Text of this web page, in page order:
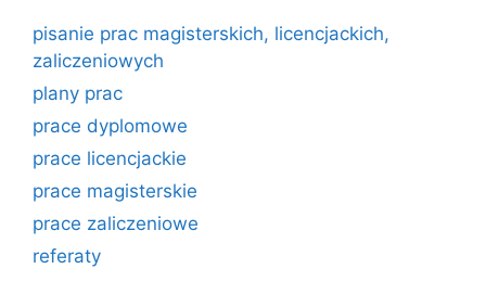
pisanie prac magisterskich, licencjackich,
zaliczeniowych
plany prac
prace dyplomowe
prace licencjackie
prace magisterskie
prace zaliczeniowe
referaty